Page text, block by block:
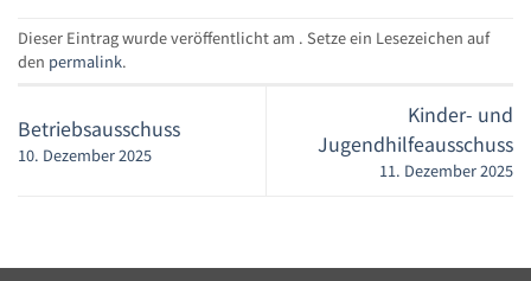
Dieser Eintrag wurde veröffentlicht am . Setze ein Lesezeichen auf
den permalink.
Betriebsausschuss
10. Dezember 2025
Kinder- und
Jugendhilfeausschuss
11. Dezember 2025